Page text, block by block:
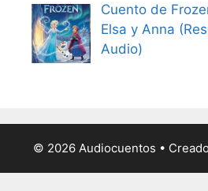
Cuento de
Elsa y Anna
Audio)
© 2026 Audiocuentos •